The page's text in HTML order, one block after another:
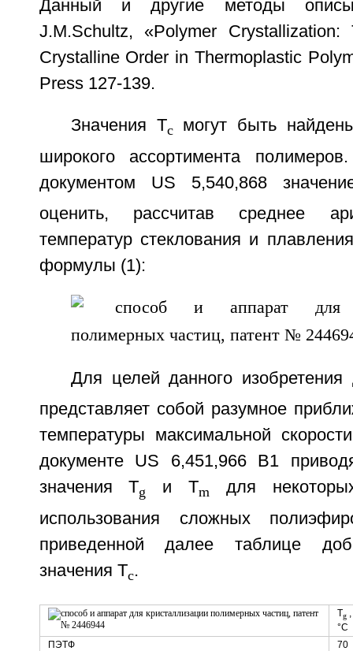
Данный и другие методы
J.M.Schultz, «Polymer
Crystalline Order in Thermoplastic
Press 127-139.
Значения Тсмогут быть
широкого ассортимента
документом US 5,540,868
оценить, рассчитав среднее
температур стеклования и
формулы (1):
Для целей данного
представляет собой разумное
температуры максимальной
документе US 6,451,966 В1
значения Tg и Tm для
использования сложных
приведенной далее таблице
значения Tc.
Tg,
°C
ПЭТФ
70